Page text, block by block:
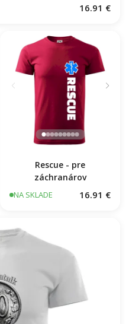
16.91 €
Rescue - pre
záchranárov
NA SKLADE 16.91 €